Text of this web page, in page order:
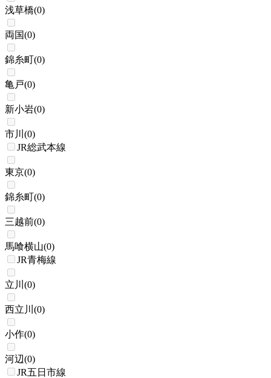
浅草橋(0)
両国(0)
錦糸町(0)
亀戸(0)
新小岩(0)
市川 (0)
JR総武本線
東京(0)
錦糸町(0)
三越前(0)
馬喰横山(0)
JR青梅線
立川 (0)
西立川 (0)
小作(0)
河辺(0)
JR五日市線